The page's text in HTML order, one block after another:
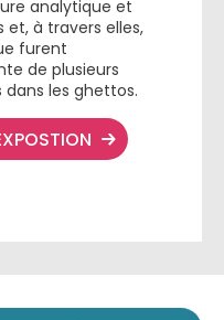
analytique et
à travers elles,
furent
de plusieurs
les ghettos.